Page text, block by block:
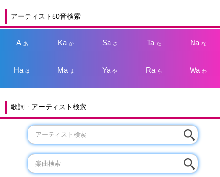
アーティスト50音検索
A あ Kaか Sa さ Taた Na な
Haは Ma ま Yaや Ra ら Wa わ
歌詞・アーティスト検索